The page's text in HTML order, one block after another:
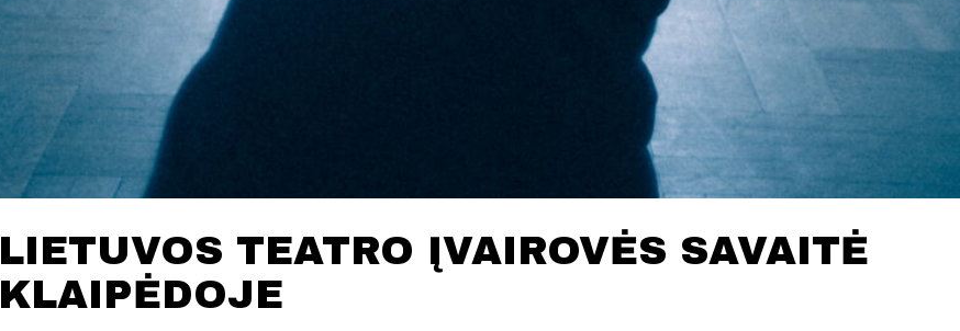
LIETUVOS TEATRO ĮVAIROVĖS SAVAITĖ
KLAIPĖDOJE